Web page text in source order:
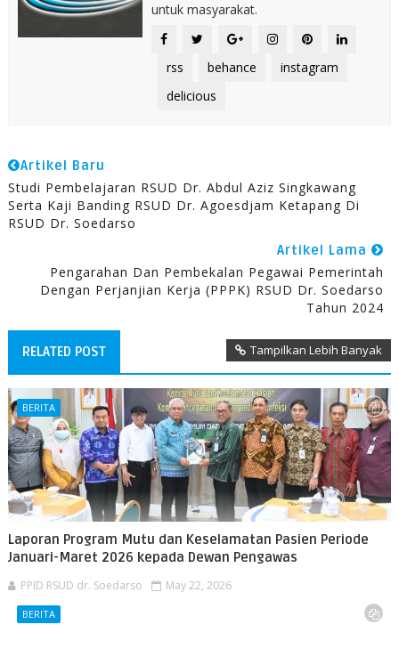
untuk masyarakat.
rss behance
instagram
delicious
Artikel Baru
Studi Pembelajaran RSUD Dr. Abdul Aziz Singkawang
Serta Kaji Banding RSUD Dr. Agoesdjam Ketapang Di
RSUD Dr. Soedarso
Artikel Lama
Pengarahan Dan Pembekalan Pegawai Pemerintah
Dengan Perjanjian Kerja (PPPK) RSUD Dr. Soedarso
Tahun 2024
RELATED POST Tampilkan Lebih Banyak
BERITA
Laporan Program Mutu dan Keselamatan Pasien Periode
Januari-Maret 2026 kepada Dewan Pengawas
PPID RSUD dr. Soedarso May 22, 2026
BERITA